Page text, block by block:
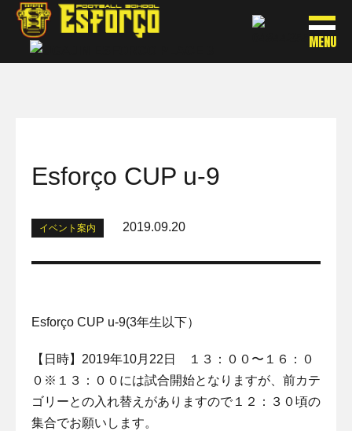
MENU
Esforço CUP u-9
イベント案内 2019.09.20
Esforço CUP u-9(3年生以下）
【日時】2019年10月22日 １３：００〜１６：０
０※１３：００には試合開始となりますが、前カテ
ゴリーとの入れ替えがありますので１２：３０頃の
集合でお願いします。